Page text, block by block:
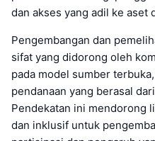
dan akses yang adil ke aset
Pengembangan dan
sifat yang didorong oleh
pada model sumber
pendanaan yang berasal
Pendekatan ini mendorong
dan inklusif untuk